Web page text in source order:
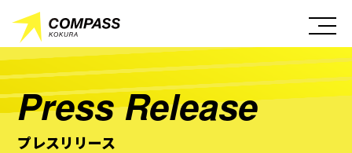
Press Release
プレスリリース